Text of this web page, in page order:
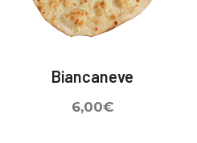
Biancaneve
6,00€